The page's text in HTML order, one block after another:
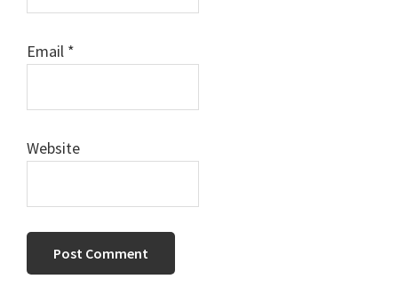
Email *
Website